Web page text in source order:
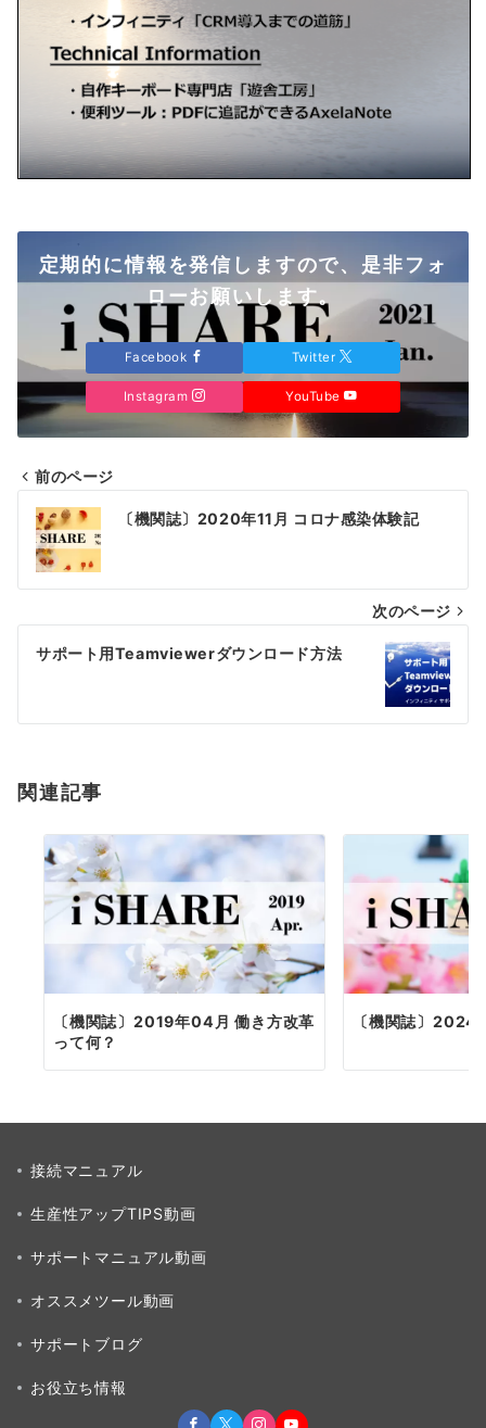
定期的に情報を発信しますので、是非フォ
ローお願いします。
Facebook Twitter
Instagram YouTube
投
稿
ナ
ビ
ゲ
シ
ン
前のページ
〔機関誌〕2020年11月 コロナ感染体験記
次のページ
サポート用Teamviewerダウンロード方法
関連記事
〔機関誌〕2019年04月 働き方改革
って何？
〔機関誌〕2024
接続マニュアル
生産性アップTIPS動画
サポートマニュアル動画
オススメツール動画
サポートブログ
お役立ち情報